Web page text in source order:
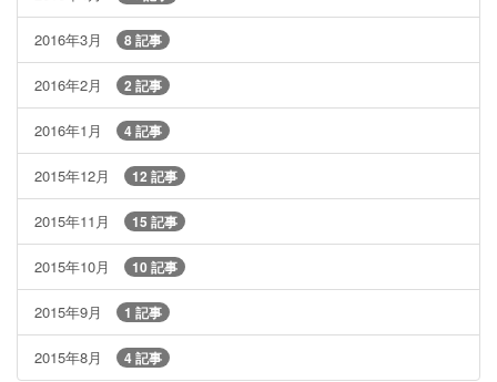
2016年3月 8 記事
2016年2月 2 記事
2016年1月 4 記事
2015年12月 12 記事
2015年11月 15 記事
2015年10月 10 記事
2015年9月 1 記事
2015年8月 4 記事